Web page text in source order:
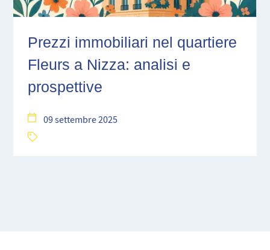
Prezzi immobiliari nel quartiere
Fleurs a Nizza: analisi e
prospettive
09 settembre 2025